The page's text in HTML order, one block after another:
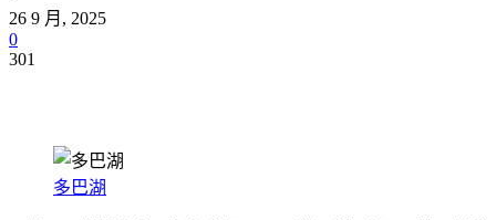
26 9 月, 2025
0
301
多巴湖